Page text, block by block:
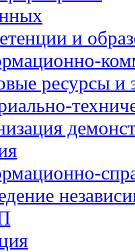
и
ресурсы